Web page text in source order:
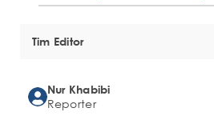
Tim Editor
Nur Khabibi
Reporter